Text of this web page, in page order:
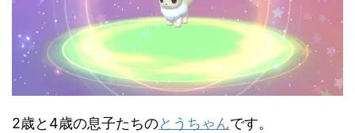
2歳と4歳の息子たちのとうちゃんです。